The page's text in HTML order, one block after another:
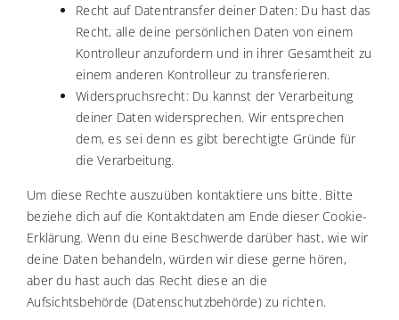
Recht auf Datentransfer deiner Daten: Du hast das
Recht, alle deine persönlichen Daten von einem
Kontrolleur anzufordern und in ihrer Gesamtheit zu
einem anderen Kontrolleur zu transferieren.
Widerspruchsrecht: Du kannst der Verarbeitung
deiner Daten widersprechen. Wir entsprechen
dem, es sei denn es gibt berechtigte Gründe für
die Verarbeitung.
Um diese Rechte auszuüben kontaktiere uns bitte. Bitte
beziehe dich auf die Kontaktdaten am Ende dieser Cookie-
Erklärung. Wenn du eine Beschwerde darüber hast, wie wir
deine Daten behandeln, würden wir diese gerne hören,
aber du hast auch das Recht diese an die
Aufsichtsbehörde (Datenschutzbehörde) zu richten.